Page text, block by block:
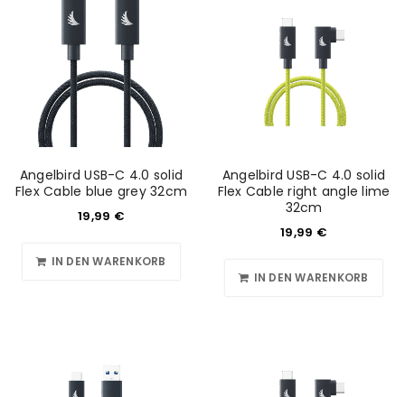
Angelbird USB-C 4.0 solid
Flex Cable blue grey 32cm
19,99 €
IN DEN WARENKORB
Angelbird USB-C 4.0 solid
Flex Cable right angle lime
32cm
19,99 €
IN DEN WARENKORB